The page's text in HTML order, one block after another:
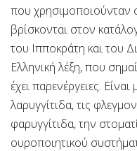
που χρησιμοποιούνταν
βρίσκονται στον
του Ιπποκράτη και του
Ελληνική λέξη, που
έχει παρενέργειες.
λαρυγγίτιδα, τις
φαρυγγίτιδα, την
ουροποιητικού